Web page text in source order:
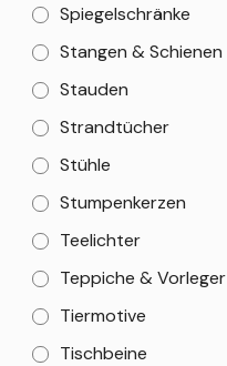
Spiegelschränke
Stangen & Schienen
Stauden
Strandtücher
Stühle
Stumpenkerzen
Teelichter
Teppiche & Vorleger
Tiermotive
Tischbeine